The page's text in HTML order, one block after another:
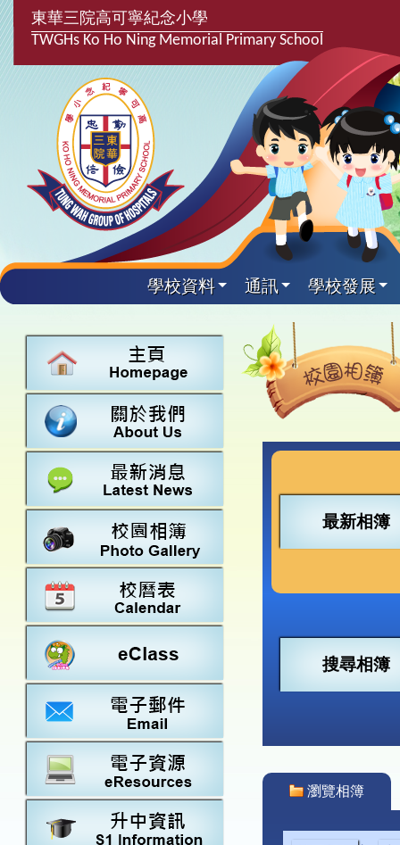
東華三院高可寧紀念小學
TWGHs Ko Ho Ning Memorial Primary School
學校資料 通訊 學校發展
關於
學校資料
校長的話
行政架構
學校設施
學校
最新消息
學校發
計劃,報告及
主要
中文
英文
常識
學生
學生支援組
言語能力提
興趣及
課後興趣班
校隊活動
學生得
25-26得獎
24-25得獎
22-23得獎
20-21得獎
校園
校園相簿
校園電台
學校附
家長教師會
校友會